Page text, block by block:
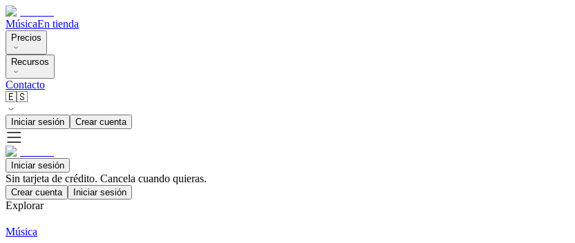
MúsicaEn tienda
Precios
Recursos
Contacto
🇪🇸
Iniciar sesión Crear cuenta
Iniciar sesión
Sin tarjeta de crédito. Cancela cuando quieras.
Crear cuenta Iniciar sesión
Explorar
Música